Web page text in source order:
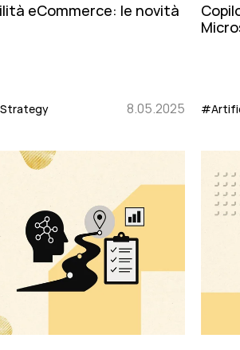
eCommerce: le novità
8.05.2025